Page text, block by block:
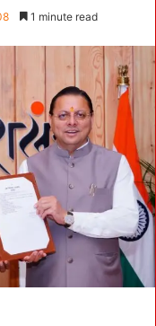
1 minute read